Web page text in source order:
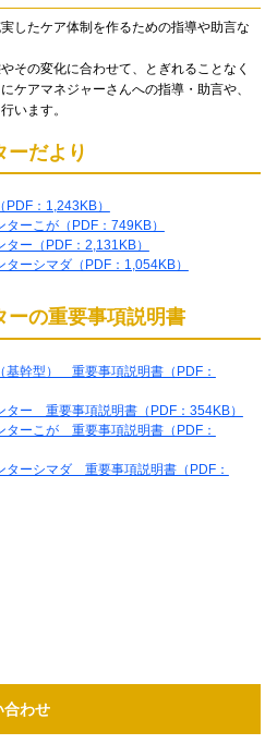
したケア体制を作るための指導や助言な
その変化に合わせて、とぎれることなく
ケアマネジャーさんへの指導・助言や、
います。
ーだより
：1,243KB）
ーこが（PDF：749KB）
ー（PDF：2,131KB）
ーシマダ（PDF：1,054KB）
ーの重要事項説明書
基幹型） 重要事項説明書（PDF：
ター 重要事項説明書（PDF：354KB）
ターこが 重要事項説明書（PDF：
ターシマダ 重要事項説明書（PDF：
合わせ